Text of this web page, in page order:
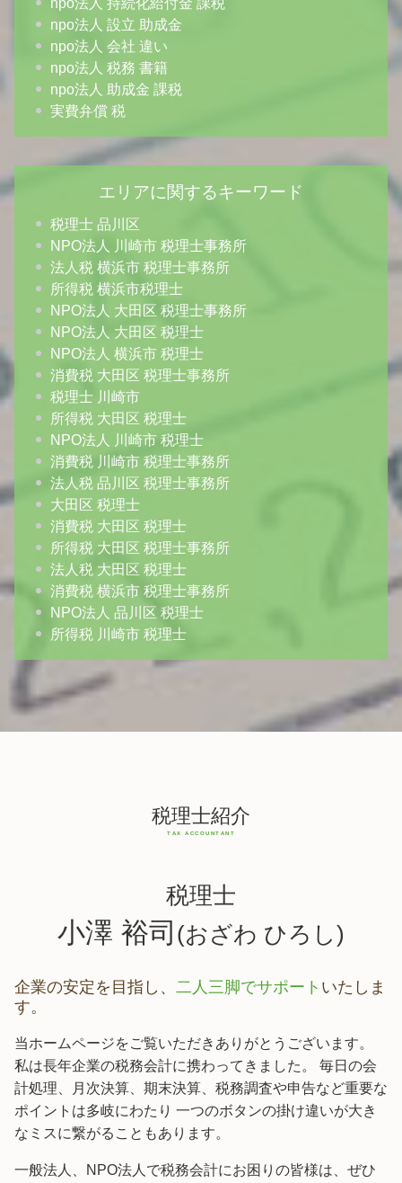
npo法人 持続化給付金 課税
npo法人 設立 助成金
npo法人 会社 違い
npo法人 税務 書籍
npo法人 助成金 課税
実費弁償 税
エリアに関するキーワード
税理士 品川区
NPO法人 川崎市 税理士事務所
法人税 横浜市 税理士事務所
所得税 横浜市税理士
NPO法人 大田区 税理士事務所
NPO法人 大田区 税理士
NPO法人 横浜市 税理士
消費税 大田区 税理士事務所
税理士 川崎市
所得税 大田区 税理士
NPO法人 川崎市 税理士
消費税 川崎市 税理士事務所
法人税 品川区 税理士事務所
大田区 税理士
消費税 大田区 税理士
所得税 大田区 税理士事務所
法人税 大田区 税理士
消費税 横浜市 税理士事務所
NPO法人 品川区 税理士
所得税 川崎市 税理士
税理士紹介
税理士
小澤 裕司 (おざわ ひろし)
企業の安定を目指し、 二人三脚でサポート いたしま
す。
当ホームページをご覧いただきありがとうございます。
私は長年企業の税務会計に携わってきました。 毎日の会
計処理、月次決算、期末決算、税務調査や申告など重要な
ポイントは多岐にわたり 一つのボタンの掛け違いが大き
なミスに繋がることもあります。
一般法人、NPO法人で税務会計にお困りの皆様は、ぜひ